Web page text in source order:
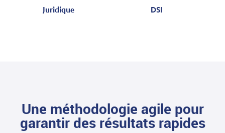
Juridique DSI
Une méthodologie agile pour
garantir des résultats rapides